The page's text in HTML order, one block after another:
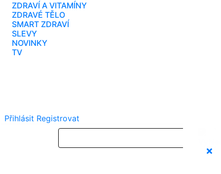
ZDRAVÍ A VITAMÍNY
ZDRAVÉ TĚLO
SMART ZDRAVÍ
SLEVY
NOVINKY
TV
Přihlásit Registrovat